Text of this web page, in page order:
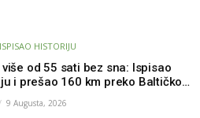
HISTORIJU
više od 55 sati bez sna: Ispisao
i prešao 160 km preko Baltičkog
a podvig posvetio djeci oboljeloj
9 Augusta, 2026